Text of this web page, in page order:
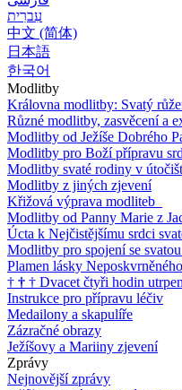
עִברִית
中文 (简体)
日本語
한국어
Modlitby
Královna modlitby: Svatý
Různé modlitby, zasvěcení a
Modlitby od Ježíše Dobrého
Modlitby pro Boží přípravu
Modlitby svaté rodiny v
Modlitby z jiných zjevení
Křižová výprava modliteb
Modlitby od Panny Marie z
Úcta k Nejčistějšímu srdci
Modlitby pro spojení se
Plamen lásky
† † † Dvacet čtyři hodin
Instrukce pro přípravu léčiv
Medailony a skapulíře
Zázračné obrazy
Ježíšovy a Mariiny zjevení
Zprávy
Nejnovější zprávy